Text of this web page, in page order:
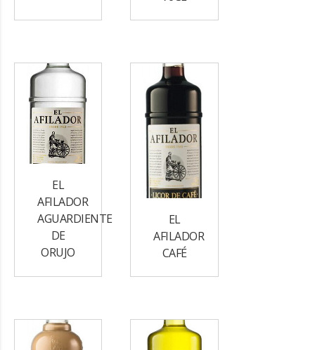
EL
AFILADOR
AGUARDIENTE
DE
ORUJO
EL
AFILADOR
CAFÉ